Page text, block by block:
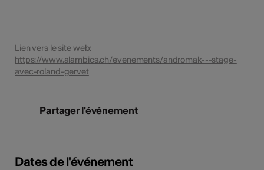
Lien vers le site web:
https://www.alambics.ch/evenements/andromak---stage-
avec-roland-gervet
Partager l'événement
Dates de l'événement